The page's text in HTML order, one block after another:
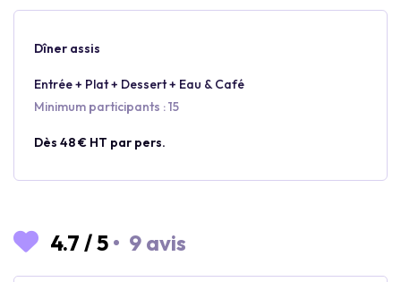
Dîner assis
Entrée + Plat + Dessert + Eau & Café
Minimum participants : 15
Dès 48 € HT par pers.
4.7 /5 • 9 avis